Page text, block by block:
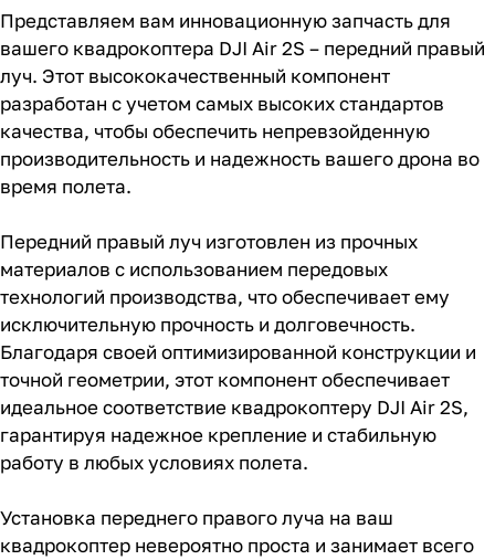
Представляем вам инновационную запчасть для
вашего квадрокоптера DJI Air 2S – передний правый
луч. Этот высококачественный компонент
разработан с учетом самых высоких стандартов
качества, чтобы обеспечить непревзойденную
производительность и надежность вашего дрона во
время полета.
Передний правый луч изготовлен из прочных
материалов с использованием передовых
технологий производства, что обеспечивает ему
исключительную прочность и долговечность.
Благодаря своей оптимизированной конструкции и
точной геометрии, этот компонент обеспечивает
идеальное соответствие квадрокоптеру DJI Air 2S,
гарантируя надежное крепление и стабильную
работу в любых условиях полета.
Установка переднего правого луча на ваш
квадрокоптер невероятно проста и занимает всего